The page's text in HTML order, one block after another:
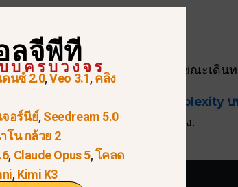
ามติดตาม.
กวิจัย.
และ Android สำหรับการใช้งานขณะเดินท
ได้ไหม?”
“วิธีใช้ Perplexity
วามที่มีรายละเอียดอีกบทความหนึ่ง.
ลจีพีที
บครบวงจร
นซ์ 2.0,Veo 3.1,คลิง
จอร์นีย์,Seedream 5.0
โน กล้วย 2
, Claude Opus 5,โคลด
,Kimi K3